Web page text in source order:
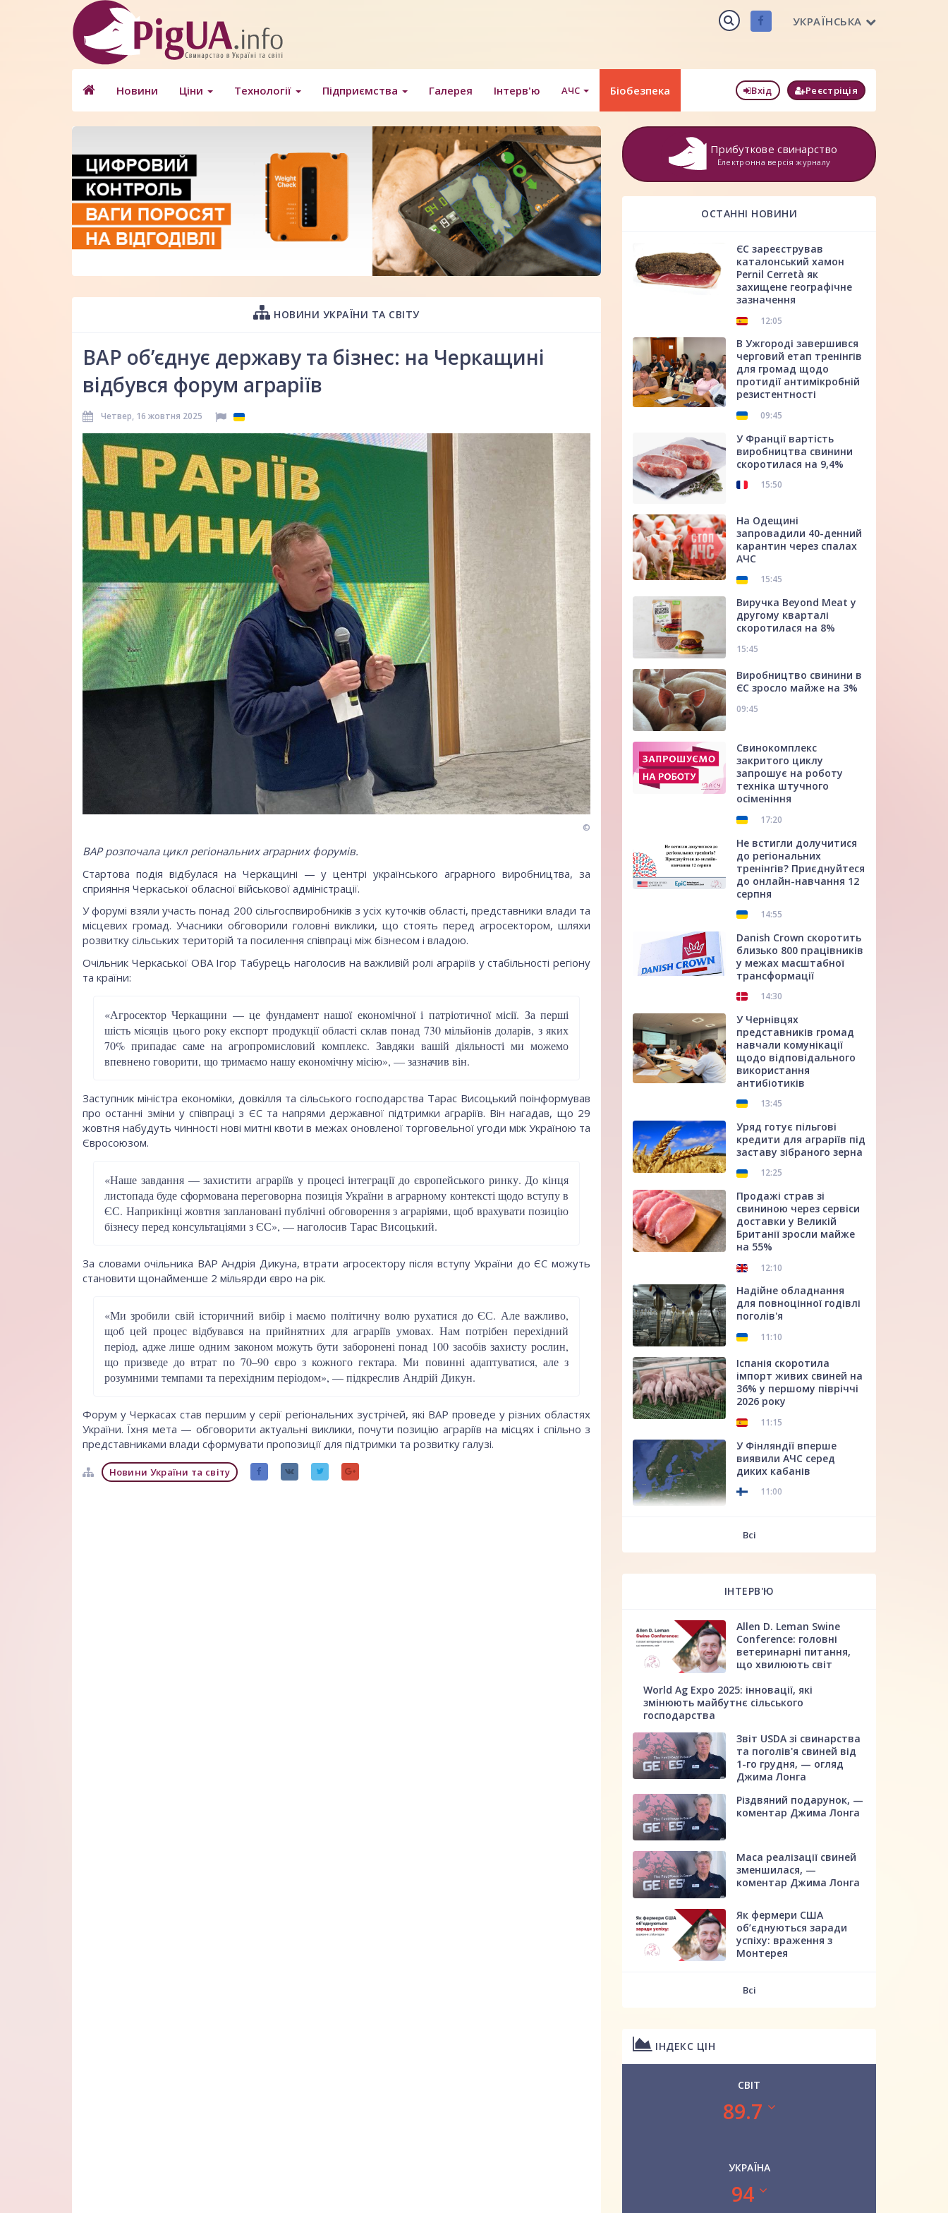
УКРАЇНСЬКА
Новини Ціни Технології Підприємства Галерея Інтерв'ю АЧС Біобезпека Вхід Реєстріція
НОВИНИ УКРАЇНИ ТА СВІТУ
ВАР об’єднує державу та бізнес: на Черкащині
відбувся форум аграріїв
Четвер, 16 жовтня 2025
©
ВАР розпочалацикл регіональних аграрних форумів.
Стартова подія відбулася на Черкащині — у центрі українського аграрного виробництва, за
сприяння Черкаської обласної військової адміністрації.
У форумі взяли участь понад 200 сільгоспвиробників з усіх куточків області, представники влади та
місцевих громад. Учасники обговорили головні виклики, що стоять перед агросектором, шляхи
розвитку сільських територій та посилення співпраці між бізнесом і владою.
Очільник Черкаської ОВА Ігор Табурець наголосив на важливій ролі аграріїв у стабільності регіону
та країни:
«Агросектор Черкащини — це фундамент нашої економічної і патріотичної місії. За перші
шість місяців цього року експорт продукції області склав понад 730 мільйонів доларів, з яких
70% припадає саме на агропромисловий комплекс. Завдяки вашій діяльності ми можемо
впевнено говорити, що тримаємо нашу економічну місію», — зазначив він.
Заступник міністра економіки, довкілля та сільського господарства Тарас Висоцький поінформував
про останні зміни у співпраці з ЄС та напрями державної підтримки аграріїв. Він нагадав, що 29
жовтня набудуть чинності нові митні квоти в межах оновленої торговельної угоди між Україною та
Євросоюзом.
«Наше завдання — захистити аграріїв у процесі інтеграції до європейського ринку. До кінця
листопада буде сформована переговорна позиція України в аграрному контексті щодо вступу в
ЄС. Наприкінці жовтня заплановані публічні обговорення з аграріями, щоб врахувати позицію
бізнесу перед консультаціями з ЄС», — наголосив Тарас Висоцький.
За словами очільника ВАР Андрія Дикуна, втрати агросектору після вступу України до ЄС можуть
становити щонайменше 2 мільярди євро на рік.
«Ми зробили свій історичний вибір і маємо політичну волю рухатися до ЄС. Але важливо,
щоб цей процес відбувався на прийнятних для аграріїв умовах. Нам потрібен перехідний
період, адже лише одним законом можуть бути заборонені понад 100 засобів захисту рослин,
що призведе до втрат по 70–90 євро з кожного гектара. Ми повинні адаптуватися, але з
розумними темпами та перехідним періодом», — підкреслив Андрій Дикун.
Форум у Черкасах став першим у серії регіональних зустрічей, які ВАР проведе у різних областях
України. Їхня мета — обговорити актуальні виклики, почути позицію аграріїв на місцях і спільно з
представниками влади сформувати пропозиції для підтримки та розвитку галузі.
Новини України та світу
Прибуткове свинарство
Електронна версія журналу
ОСТАННІ НОВИНИ
ЄС зареєстрував
каталонський хамон
Pernil Cerretà як
захищене географічне
зазначення
12:05
В Ужгороді завершився
черговий етап тренінгів
для громад щодо
протидії антимікробній
резистентності
09:45
У Франції вартість
виробництва свинини
скоротилася на 9,4%
15:50
На Одещині
запровадили 40-денний
карантин через спалах
АЧС
15:45
Виручка Beyond Meat у
другому кварталі
скоротилася на 8%
15:45
Виробництво свинини в
ЄС зросло майже на 3%
09:45
Свинокомплекс
закритого циклу
запрошує на роботу
техніка штучного
осіменіння
17:20
Не встигли долучитися
до регіональних
тренінгів? Приєднуйтеся
до онлайн-навчання 12
серпня
14:55
Danish Crown скоротить
близько 800 працівників
у межах масштабної
трансформації
14:30
У Чернівцях
представників громад
навчали комунікації
щодо відповідального
використання
антибіотиків
13:45
Уряд готує пільгові
кредити для аграріїв під
заставу зібраного зерна
12:25
Продажі страв зі
свининою через сервіси
доставки у Великій
Британії зросли майже
на 55%
12:10
Надійне обладнання
для повноцінної годівлі
поголів'я
11:10
Іспанія скоротила
імпорт живих свиней на
36% у першому півріччі
2026 року
11:15
У Фінляндії вперше
виявили АЧС серед
диких кабанів
11:00
Всі
ІНТЕРВ'Ю
Allen D. Leman Swine
Conference: головні
ветеринарні питання,
що хвилюють світ
World Ag Expo 2025: інновації, які
змінюють майбутнє сільського
господарства
Звіт USDA зі свинарства
та поголів'я свиней від
1-го грудня, — огляд
Джима Лонга
Різдвяний подарунок, —
коментар Джима Лонга
Маса реалізації свиней
зменшилася, —
коментар Джима Лонга
Як фермери США
об’єднуються заради
успіху: враження з
Монтерея
Всі
ІНДЕКС ЦІН
СВІТ
89.7
УКРАЇНА
94